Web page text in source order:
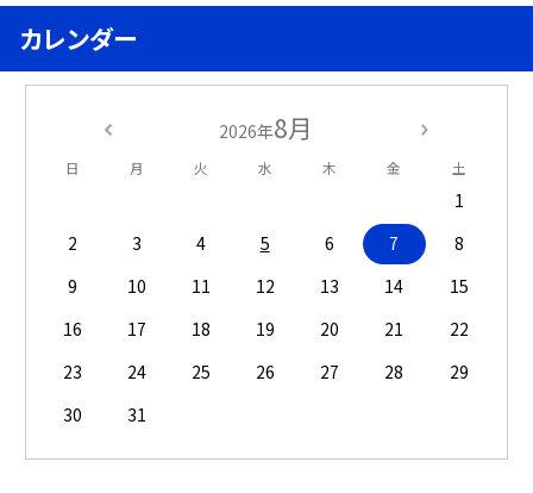
カレンダー
2026年8月
日 月 火 水 木 金 土
1
2
3 4 5 6 7
8
9
10 11 12 13 14
15
16
17 18 19 20 21
22
23
24 25 26 27 28
29
30
31